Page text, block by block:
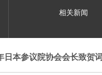
相关新闻
日本参议院协会会长致贺词